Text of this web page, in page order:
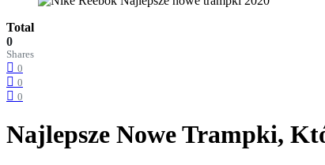
Total
0
Shares
0
0
0
Najlepsze Nowe Trampki,